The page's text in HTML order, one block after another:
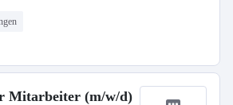
Mitarbeiter (m/w/d)